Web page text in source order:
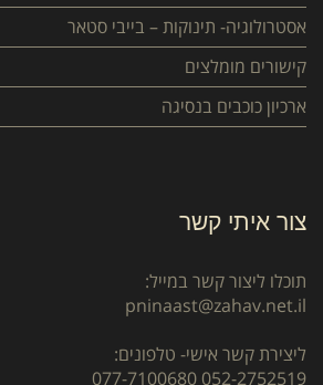
אסטרולוגיה- תינוקות – בייבי סטאר
קישורים מומלצים
ארכיון כוכבים בנסיגה
צור איתי קשר
תוכלו ליצור קשר במייל:
pninaast@zahav.net.il
ליצירת קשר אישי- טלפונים:
052-2752519
077-7100680